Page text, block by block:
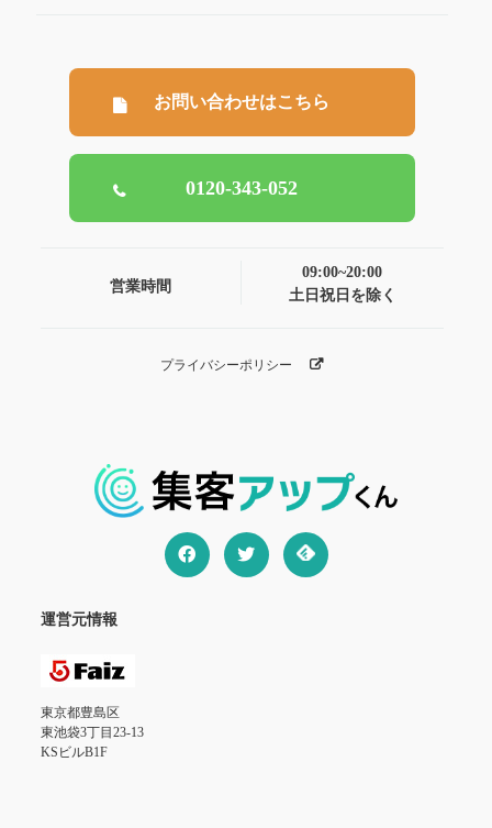
お問い合わせはこちら
0120-343-052
営業時間
09:00~20:00
土日祝日を除く
プライバシーポリシー
運営元情報
東京都豊島区
東池袋3丁目23-13
KSビルB1F